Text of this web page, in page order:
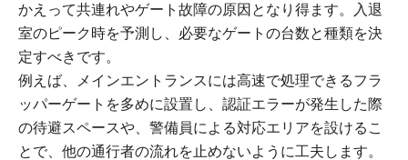
かえって共連れやゲート故障の原因となり得ます。入退
室のピーク時を予測し、必要なゲートの台数と種類を決
定すべきです。
例えば、メインエントランスには高速で処理できるフラ
ッパーゲートを多めに設置し、認証エラーが発生した際
の待避スペースや、警備員による対応エリアを設けるこ
とで、他の通行者の流れを止めないように工夫します。